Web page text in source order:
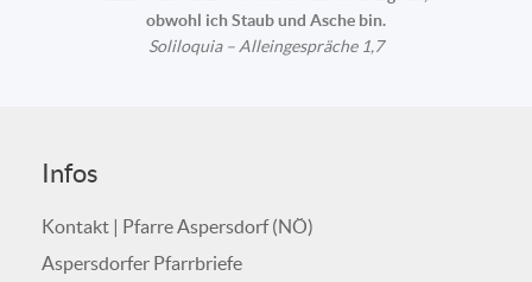
obwohl ich Staub und Asche bin.
Soliloquia – Alleingespräche 1,7
Infos
Kontakt | Pfarre Aspersdorf (NÖ)
Aspersdorfer Pfarrbriefe